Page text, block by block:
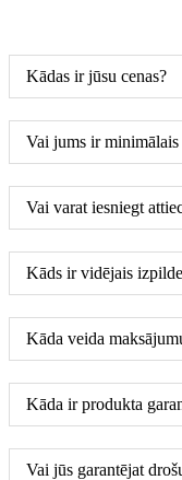
Kādas ir jūsu cenas?
Vai jums ir minimālais
Vai varat iesniegt
Kāds ir vidējais
Kāda veida
Kāda ir produkta
Vai jūs garantējat